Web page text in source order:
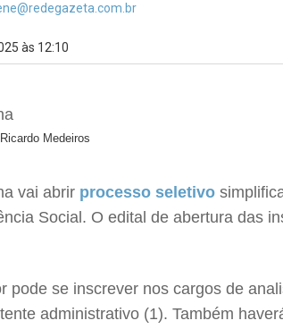
às 12:10
Medeiros
vai abrir processo seletivo
Social. O edital de abertura das
pode se inscrever nos cargos de
administrativo (1). Também